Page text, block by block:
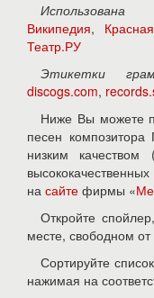
Википедия,
Театр.РУ
Этикетки
discogs.com,
Ниже Вы можете
песен
низким
на сайте фирмы «
Откройте
месте, свободном
Сортируйте
нажимая на